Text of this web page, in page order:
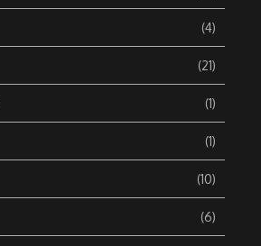
(4)
(21)
(1)
(1)
(10)
(6)